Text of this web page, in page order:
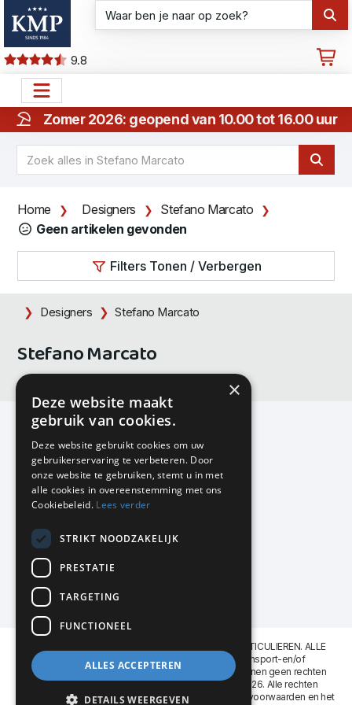
9.8
Zomer 2026: geopend van 10.00 tot 16.00 uur
Home Designers
Stefano Marcato
Geen artikelen gevonden
Filters Tonen / Verbergen
Designers Stefano Marcato
Stefano Marcato
KMP Kantoormeubilair
Airport Business Park
Frankfurtstraat 29-31
1175 RH Lijnden
020-617 01 26
info@kmpkantoormeubilair.nl
Facebook
Instagram
KMP Kantoormeubilair levert aan BEDRIJVEN en PARTICULIEREN. ALLE
GENOEMDE PRIJZEN ZIJN EXCL. 21% B.T.W. Transport-en/of
Montagekosten op aanvraag. Aan deze website kunnen geen rechten
worden ontleend. KMP Kantoormeubilair VOF © 2026. Alle rechten
voorbehouden. Lees voor gebruik graag de
leveringsvoorwaarden en het
×
Deze website maakt
gebruik van cookies.
Deze website gebruikt cookies om uw
gebruikerservaring te verbeteren. Door
onze website te gebruiken, stemt u in met
alle cookies in overeenstemming met ons
Cookiebeleid. Lees verder
STRIKT NOODZAKELIJK
PRESTATIE
TARGETING
FUNCTIONEEL
ALLES ACCEPTEREN
DETAILS WEERGEVEN